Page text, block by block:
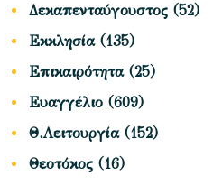
Δεκαπενταύγουστος (52)
Εκκλησία(135)
Επικαιρότητα(25)
Ευαγγέλιο (609)
Θ.Λειτουργία(152)
Θεοτόκος (16)